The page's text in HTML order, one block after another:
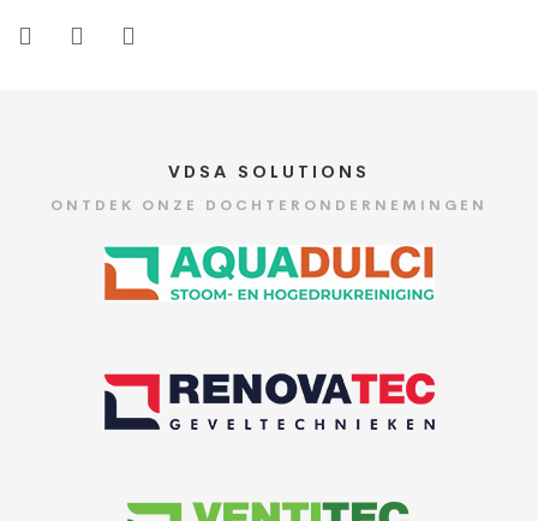
VDSA SOLUTIONS
ONTDEK ONZE DOCHTERONDERNEMINGEN